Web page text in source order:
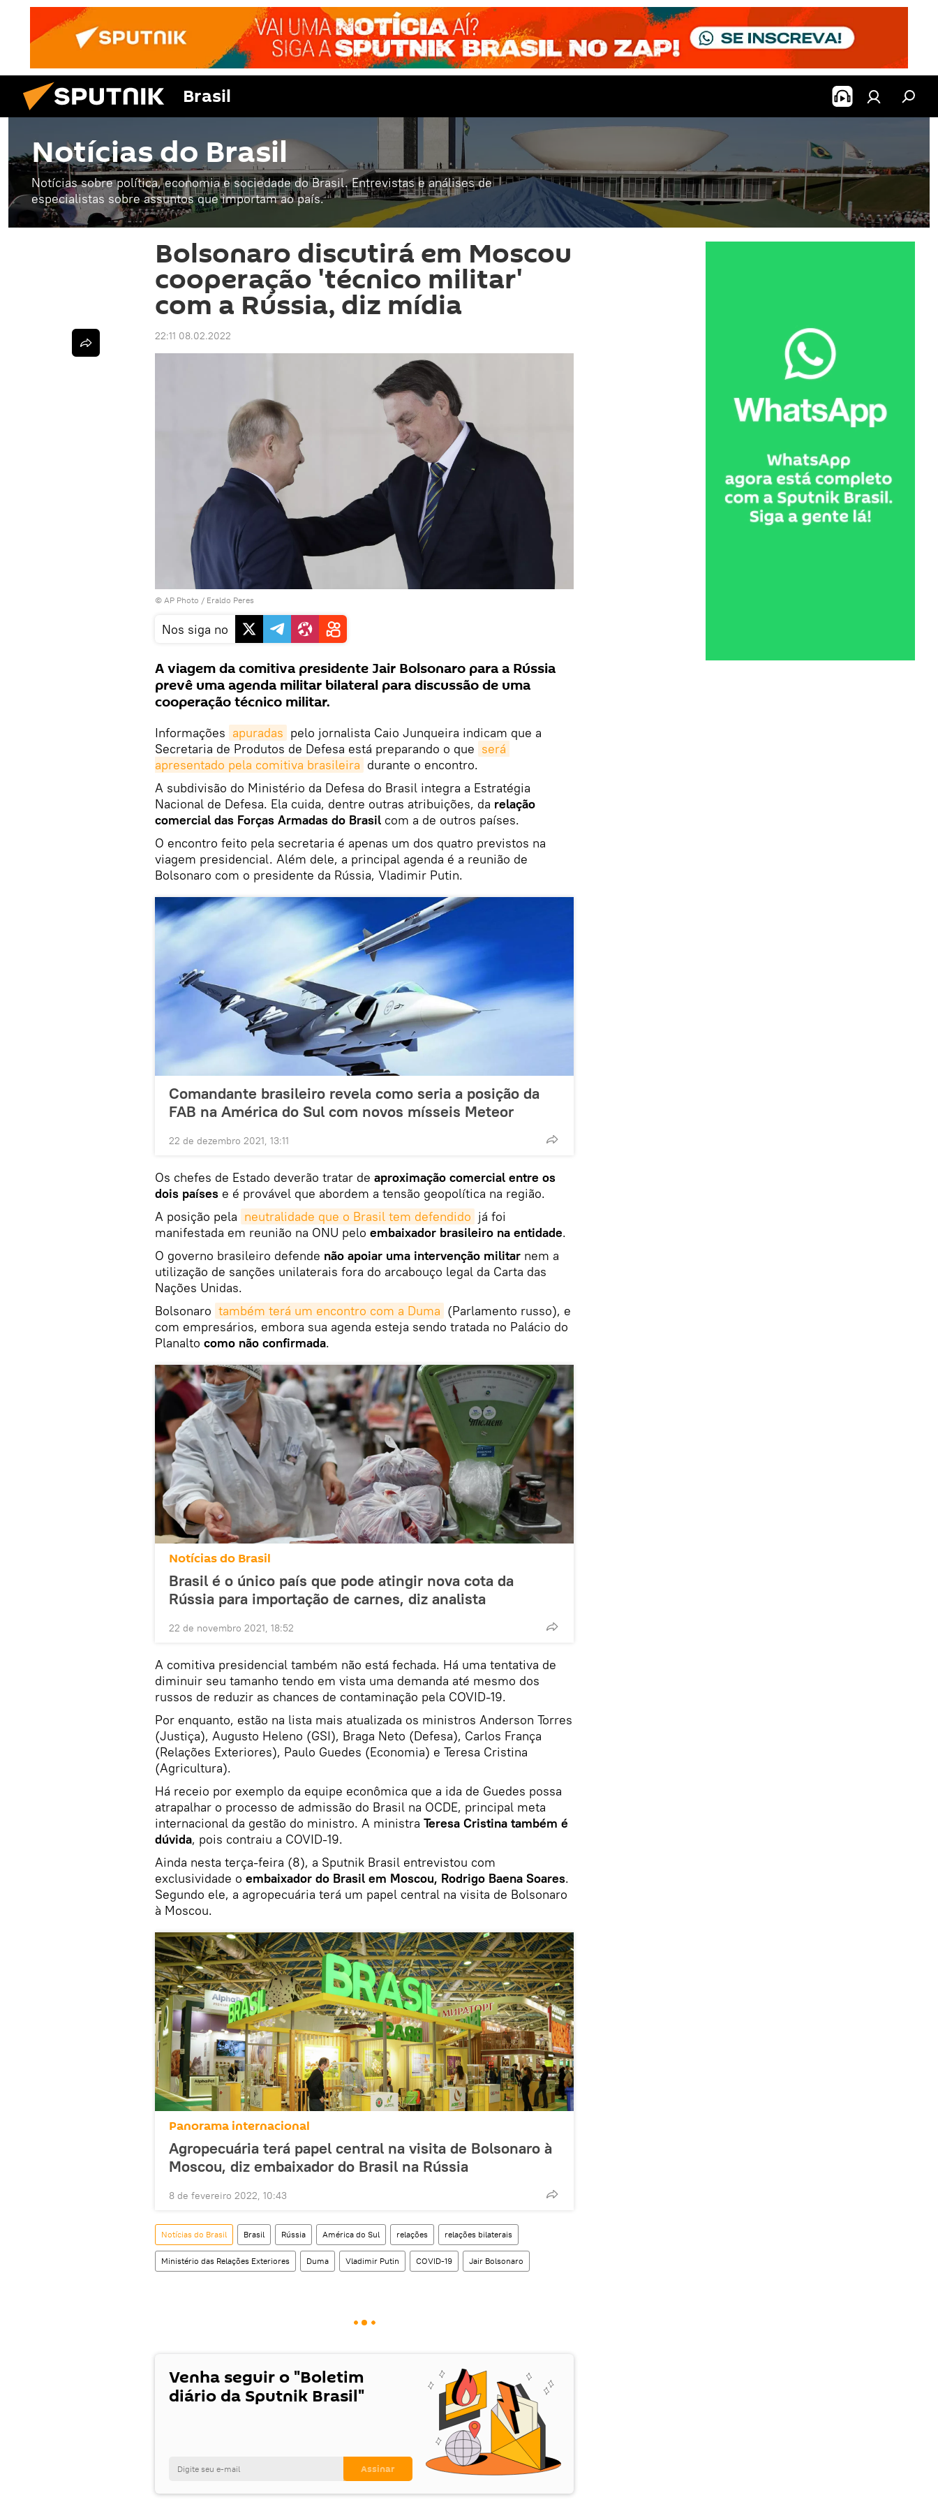
Brasil
Notícias do Brasil
Notícias sobre política, economia e sociedade do Brasil. Entrevistas e análises de
especialistas sobre assuntos que importam ao país.
Bolsonaro discutirá em Moscou
cooperação 'técnico militar'
com a Rússia, diz mídia
22:11 08.02.2022
© AP Photo / Eraldo Peres
Nos siga no
A viagem da comitiva presidente Jair Bolsonaro para a Rússia
prevê uma agenda militar bilateral para discussão de uma
cooperação técnico militar.
Informações apuradas pelo jornalista Caio Junqueira indicam que a
Secretaria de Produtos de Defesa está preparando o que será
apresentado pela comitiva brasileira durante o encontro.
A subdivisão do Ministério da Defesa do Brasil integra a Estratégia
Nacional de Defesa. Ela cuida, dentre outras atribuições, da relação
comercial das Forças Armadas do Brasil com a de outros países.
O encontro feito pela secretaria é apenas um dos quatro previstos na
viagem presidencial. Além dele, a principal agenda é a reunião de
Bolsonaro com o presidente da Rússia, Vladimir Putin.
Comandante brasileiro revela como seria a posição da
FAB na América do Sul com novos mísseis Meteor
22 de dezembro 2021, 13:11
Os chefes de Estado deverão tratar de aproximação comercial entre os
dois países e é provável que abordem a tensão geopolítica na região.
A posição pela neutralidade que o Brasil tem defendido já foi
manifestada em reunião na ONU pelo embaixador brasileiro na entidade.
O governo brasileiro defende não apoiar uma intervenção militar nem a
utilização de sanções unilaterais fora do arcabouço legal da Carta das
Nações Unidas.
Bolsonaro também terá um encontro com a Duma (Parlamento russo), e
com empresários, embora sua agenda esteja sendo tratada no Palácio do
Planalto como não confirmada.
Notícias do Brasil
Brasil é o único país que pode atingir nova cota da
Rússia para importação de carnes, diz analista
22 de novembro 2021, 18:52
A comitiva presidencial também não está fechada. Há uma tentativa de
diminuir seu tamanho tendo em vista uma demanda até mesmo dos
russos de reduzir as chances de contaminação pela COVID-19.
Por enquanto, estão na lista mais atualizada os ministros Anderson Torres
(Justiça), Augusto Heleno (GSI), Braga Neto (Defesa), Carlos França
(Relações Exteriores), Paulo Guedes (Economia) e Teresa Cristina
(Agricultura).
Há receio por exemplo da equipe econômica que a ida de Guedes possa
atrapalhar o processo de admissão do Brasil na OCDE, principal meta
internacional da gestão do ministro. A ministra Teresa Cristina também é
dúvida, pois contraiu a COVID-19.
Ainda nesta terça-feira (8), a Sputnik Brasil entrevistou com
exclusividade o embaixador do Brasil em Moscou, Rodrigo Baena Soares.
Segundo ele, a agropecuária terá um papel central na visita de Bolsonaro
à Moscou.
Panorama internacional
Agropecuária terá papel central na visita de Bolsonaro à
Moscou, diz embaixador do Brasil na Rússia
8 de fevereiro 2022, 10:43
Notícias do Brasil Brasil Rússia América do Sul relações relações bilaterais
Ministério das Relações Exteriores Duma Vladimir Putin COVID-19 Jair Bolsonaro
Venha seguir o "Boletim
diário da Sputnik Brasil"